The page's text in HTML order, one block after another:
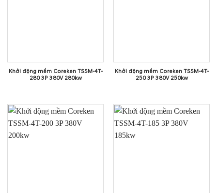
Khởi động mềm Coreken TSSM-4T-
280 3P 380V 280kw
Khởi động mềm Coreken TSSM-4T-
250 3P 380V 250kw